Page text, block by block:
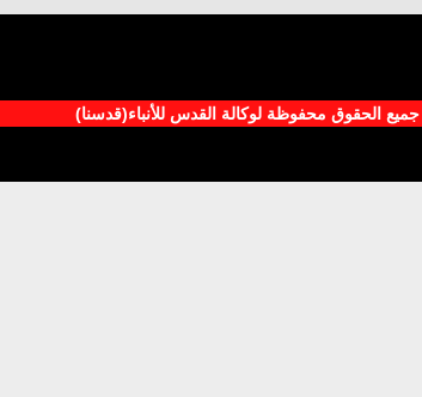
جميع الحقوق محفوظة لوکالة القدس للأنباء(قدسنا)